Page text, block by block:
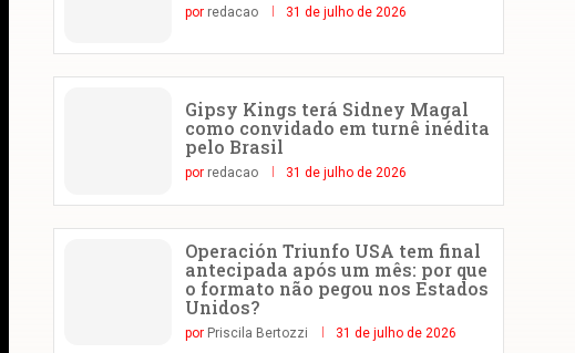
por redacao 31 de julho de 2026
Gipsy Kings terá Sidney Magal
como convidado em turnê inédita
pelo Brasil
por redacao 31 de julho de 2026
Operación Triunfo USA tem final
antecipada após um mês: por que
o formato não pegou nos Estados
Unidos?
por Priscila Bertozzi 31 de julho de 2026